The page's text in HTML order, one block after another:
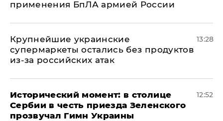
применения БпЛА армией России
Крупнейшие украинские
супермаркеты остались без продуктов
из-за российских атак
13:28
Исторический момент: в столице
Сербии в честь приезда Зеленского
прозвучал Гимн Украины
12:52